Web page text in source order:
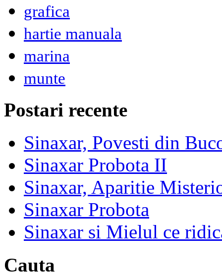
grafica
hartie manuala
marina
munte
Postari recente
Sinaxar, Povesti din
Sinaxar Probota II
Sinaxar, Aparitie
Sinaxar Probota
Sinaxar si Mielul ce
Cauta